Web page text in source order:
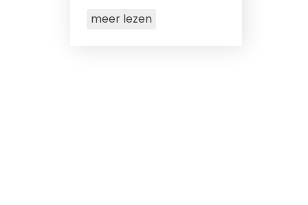
meer lezen